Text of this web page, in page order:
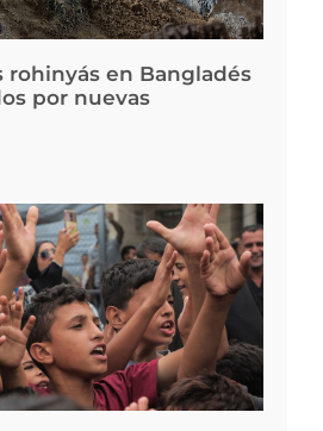
rohinyás en Bangladés
por nuevas